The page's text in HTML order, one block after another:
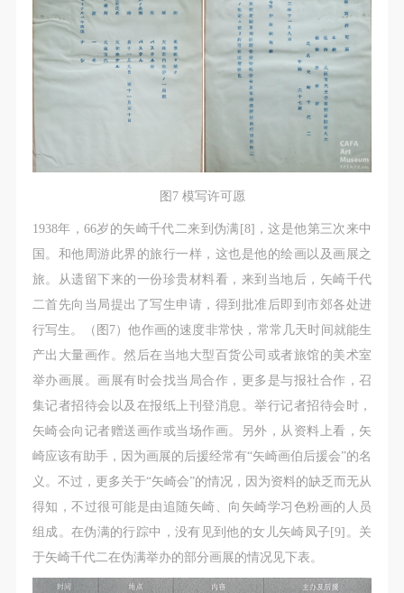
图7 模写许可愿
1938年，66岁的矢崎千代二来到伪满[8]，这是他第三次来中
国。和他周游此界的旅行一样，这也是他的绘画以及画展之
旅。从遗留下来的一份珍贵材料看，来到当地后，矢崎千代
二首先向当局提出了写生申请，得到批准后即到市郊各处进
行写生。（图7）他作画的速度非常快，常常几天时间就能生
产出大量画作。然后在当地大型百货公司或者旅馆的美术室
举办画展。画展有时会找当局合作，更多是与报社合作，召
集记者招待会以及在报纸上刊登消息。举行记者招待会时，
矢崎会向记者赠送画作或当场作画。另外，从资料上看，矢
崎应该有助手，因为画展的后援经常有“矢崎画伯后援会”的名
义。不过，更多关于“矢崎会”的情况，因为资料的缺乏而无从
得知，不过很可能是由追随矢崎、向矢崎学习色粉画的人员
组成。在伪满的行踪中，没有见到他的女儿矢崎凤子[9]。关
于矢崎千代二在伪满举办的部分画展的情况见下表。